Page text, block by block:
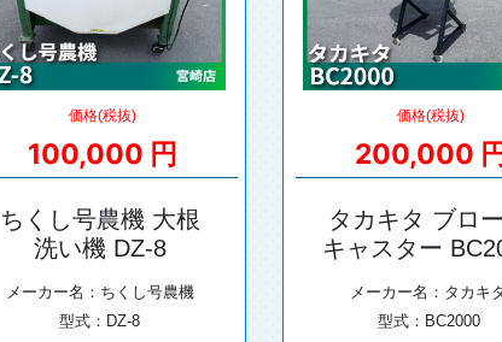
価格(税抜)
100,000 円
ちくし号農機 大根
洗い機 DZ-8
メーカー名：ちくし号農機
型式：DZ-8
価格(税抜)
200,000 円
タカキタ ブロ
キャスター
メーカー名：タカキ
型式：BC2000